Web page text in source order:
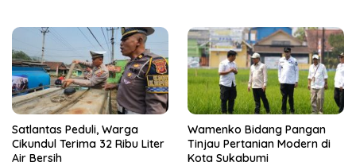
Satlantas Peduli, Warga
Cikundul Terima 32 Ribu Liter
Air Bersih
Wamenko Bidang Pangan
Tinjau Pertanian Modern di
Kota Sukabumi